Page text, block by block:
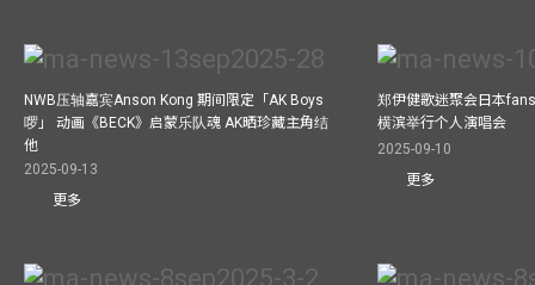
NWB压轴嘉宾Anson Kong 期间限定「AK Boys
啰」 动画《BECK》启蒙乐队魂 AK晒珍藏主角结
他
2025-09-13
更多
郑伊健歌迷聚会日本
横滨举行个人演唱会
2025-09-10
更多